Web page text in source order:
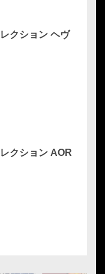
クション ヘヴ
クション AOR